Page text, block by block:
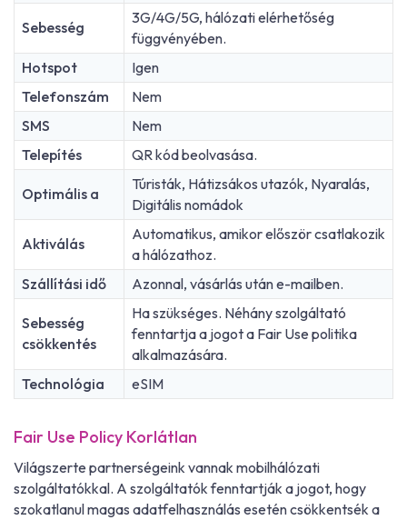
Sebesség
3G/4G/5G, hálózati elérhetőség
függvényében.
Hotspot
Igen
Telefonszám
Nem
SMS
Nem
Telepítés
QR kód beolvasása.
Optimális a
Túristák, Hátizsákos utazók, Nyaralás,
Digitális nomádok
Aktiválás
Automatikus, amikor először csatlakozik
a hálózathoz.
Szállítási idő
Azonnal, vásárlás után e-mailben.
Sebesség
csökkentés
Ha szükséges. Néhány szolgáltató
fenntartja a jogot a Fair Use politika
alkalmazására.
Technológia
eSIM
Fair Use Policy Korlátlan
Világszerte partnerségeink vannak mobilhálózati
szolgáltatókkal. A szolgáltatók fenntartják a jogot, hogy
szokatlanul magas adatfelhasználás esetén csökkentsék a